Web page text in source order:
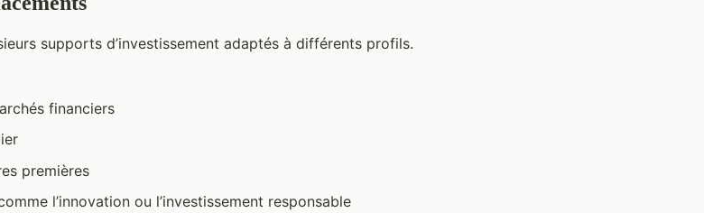
supports d’investissement adaptés à différents profils.
financiers
premières
l’innovation ou l’investissement responsable